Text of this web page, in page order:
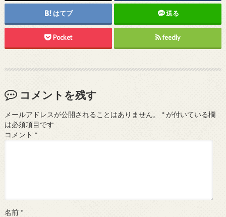
はてブ 送る
Pocket feedly
コメントを残す
メールアドレスが公開されることはありません。 *が付いている欄
は必須項目です
コメント *
名前 *